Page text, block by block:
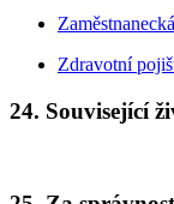
Zdravotní
24. Související